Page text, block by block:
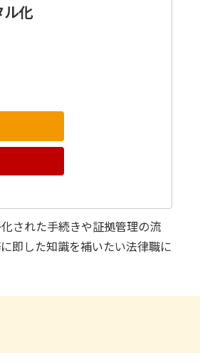
ル化
された手続きや証拠管理の流
即した知識を補いたい法律職に